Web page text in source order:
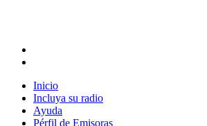
Inicio
Incluya su radio
Ayuda
Pérfil de Emisoras